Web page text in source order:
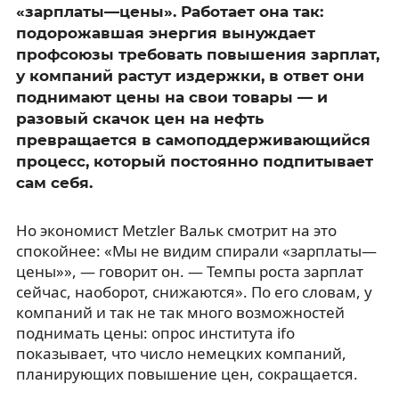
«зарплаты—цены». Работает она так:
подорожавшая энергия вынуждает
профсоюзы требовать повышения зарплат,
у компаний растут издержки, в ответ они
поднимают цены на свои товары — и
разовый скачок цен на нефть
превращается в самоподдерживающийся
процесс, который постоянно подпитывает
сам себя.
Но экономист Metzler Вальк смотрит на это
спокойнее: «Мы не видим спирали «зарплаты—
цены»», — говорит он. — Темпы роста зарплат
сейчас, наоборот, снижаются». По его словам, у
компаний и так не так много возможностей
поднимать цены: опрос института ifo
показывает, что число немецких компаний,
планирующих повышение цен, сокращается.